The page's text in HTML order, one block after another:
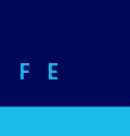
F E